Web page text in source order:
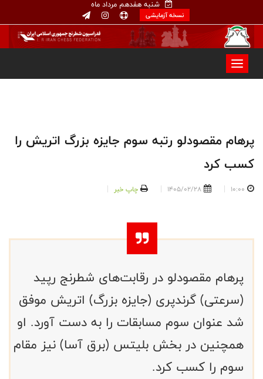
شنبه هفدهم مرداد ماه
نسخه آزمایشی
پرهام مقصودلو رتبه سوم جایزه بزرگ اتریش را
کسب کرد
10:00
1405/02/28 چاپ خبر
پرهام مقصودلو در رقابت‌های شطرنج رپید
(سرعتی) گرندپری (جایزه بزرگ) اتریش موفق
شد عنوان سوم مسابقات را به دست آورد. او
همچنین در بخش بلیتس (برق آسا) نیز مقام
سوم را کسب کرد.